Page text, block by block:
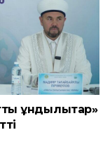
құндылықтар»